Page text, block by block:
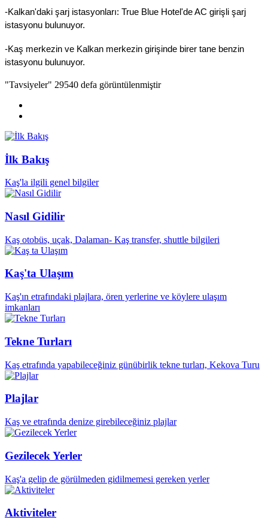
-Kalkan'daki şarj istasyonları: True Blue Hotel'de AC girişli şarj
istasyonu bulunuyor.
-Kaş merkezin ve Kalkan merkezin girişinde birer tane benzin
istasyonu bulunuyor.
"Tavsiyeler" 29540 defa görüntülenmiştir
İlk Bakış
Kaş'la ilgili genel bilgiler
Nasıl Gidilir
Kaş otobüs, uçak, Dalaman- Kaş transfer, shuttle bilgileri
Kaş'ta Ulaşım
Kaş'ın etrafındaki plajlara, ören yerlerine ve köylere ulaşım
imkanları
Tekne Turları
Kaş etrafında yapabileceğiniz günübirlik tekne turları, Kekova Turu
Plajlar
Kaş ve etrafında denize girebileceğiniz plajlar
Gezilecek Yerler
Kaş'a gelip de görülmeden gidilmemesi gereken yerler
Aktiviteler